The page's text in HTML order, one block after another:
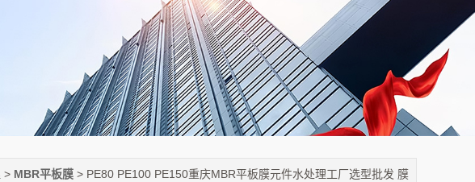
> MBR平板膜 > PE80 PE100 PE150重庆MBR平板膜元件水处理工厂选型批发 膜